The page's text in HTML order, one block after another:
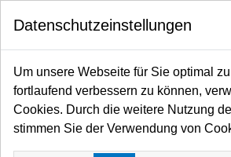
Startseite Filter / Farbfilter Farbfilter Rollen und
Datenschutzeinstellungen
Um unsere Webseite für Sie optimal
fortlaufend verbessern zu können,
Cookies. Durch die weitere Nutzung
stimmen Sie der Verwendung von